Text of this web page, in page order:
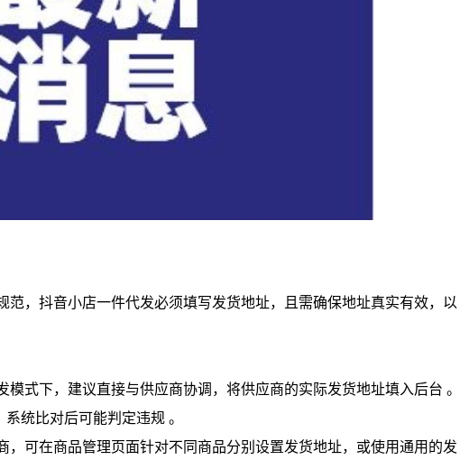
抖音小店一件代发必须填写发货地址‌，且需确保地址真实有效，以
下，建议直接与供应商协调，将‌供应商的实际发货地址‌填入后台 。
统比对后可能判定违规 。‌‌
在商品管理页面针对不同商品分别设置发货地址，或使用通用的发